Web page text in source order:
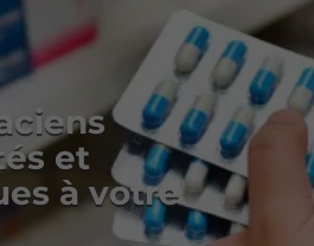
et
à votre